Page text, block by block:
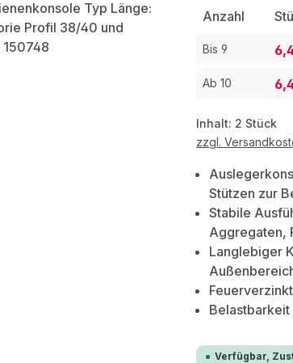
Anzahl
Bis 9
Ab 10
Inhalt: 2 Stück
zzgl.
Stützen zur
Stabile
Aggregaten,
Langlebiger
Belastbarkeit
Verfügbar,